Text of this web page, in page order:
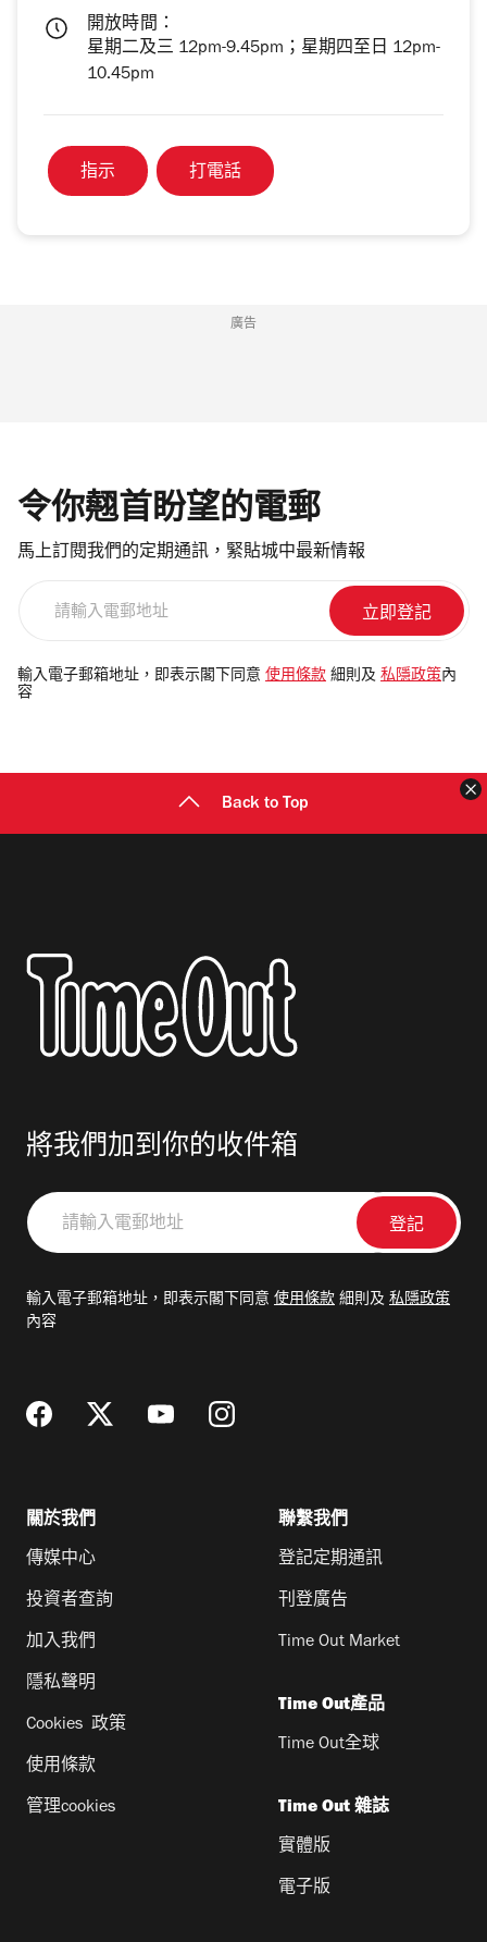
開放時間：
星期二及三 12pm-9.45pm；星期四至日 12pm-
10.45pm
指示 打電話
廣告
令你翹首盼望的電郵
馬上訂閱我們的定期通訊，緊貼城中最新情報
電
郵
輸入電子郵箱地址，即表示閣下同意 使用條款 細則及 私隱政策 內
容
Back to Top
將我們加到你的收件箱
請
輸
郵
輸入電子郵箱地址，即表示閣下同意 使用條款 細則及 私隱政策
內容
關於我們
傳媒中心
投資者查詢
加入我們
隱私聲明
Cookies 政策
使用條款
管理cookies
聯繫我們
登記定期通訊
刊登廣告
Time Out Market
Time Out產品
Time Out全球
Time Out 雜誌
實體版
電子版